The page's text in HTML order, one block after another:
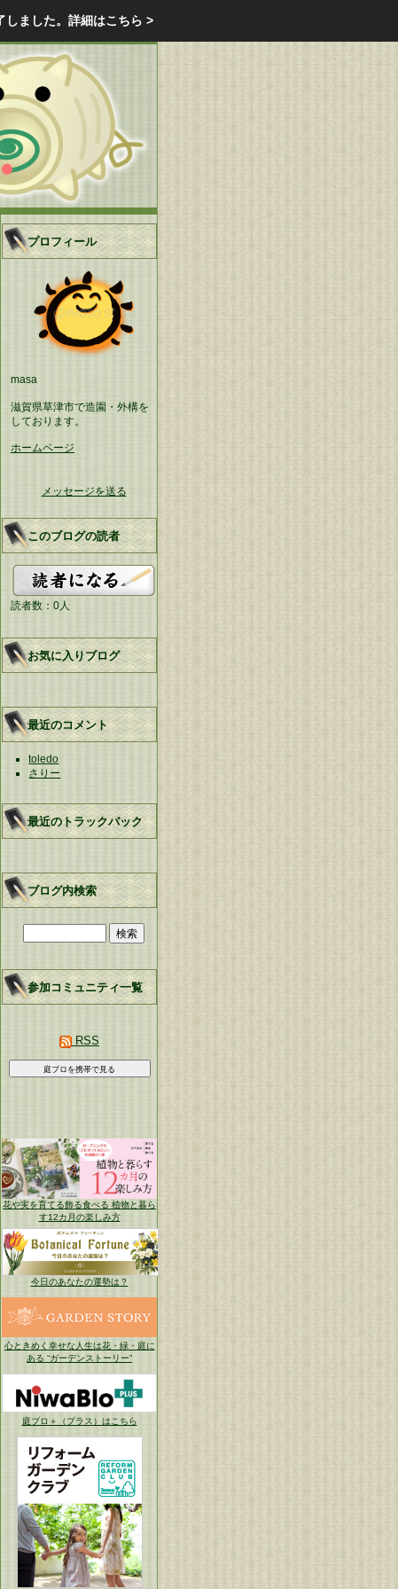
ました。 詳細はこちら >
プロフィール
masa
滋賀県草津市で造園・外構を
しております。
ホームページ
メッセージを送る
このブログの読者
読者数：0人
お気に入りブログ
最近のコメント
toledo
さりー
最近のトラックバック
ブログ内検索
参加コミュニティ一覧
RSS
花や実を育てる飾る食べる 植物と暮ら
す12カ月の楽しみ方
今日のあなたの運勢は？
心ときめく幸せな人生は花・緑・庭に
ある “ガーデンストーリー”
庭ブロ＋（プラス）はこちら